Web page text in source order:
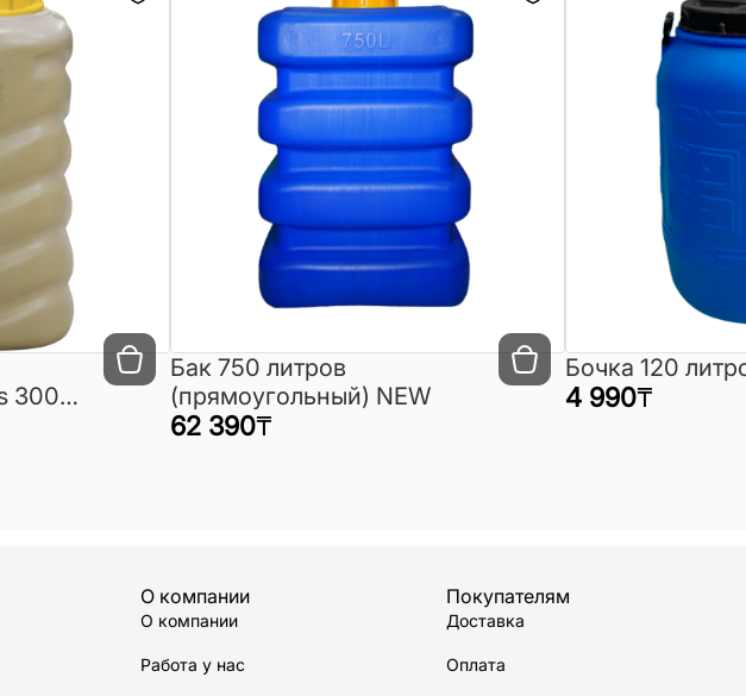
300
S)
Бак 750 литров
(прямоугольный) NEW
62 390₸
Бочка 120
4 990₸
О компании
О компании
Работа у нас
Покупателям
Доставка
Оплата